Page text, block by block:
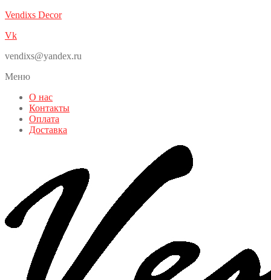
Vendixs Decor
Vk
vendixs@yandex.ru
Меню
О нас
Контакты
Оплата
Доставка